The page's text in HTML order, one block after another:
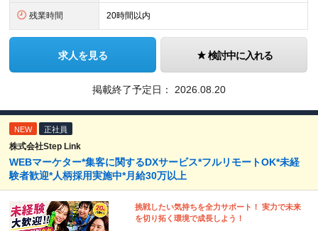
残業時間 20時間以内
求人を見る 検討中に入れる
掲載終了予定日： 2026.08.20
NEW 正社員
株式会社Step Link
WEBマーケター*集客に関するDXサービス*フルリモートOK*未経
験者歓迎*人柄採用実施中*月給30万以上
挑戦したい気持ちを全力サポート！ 実力で未来
を切り拓く環境で成長しよう！